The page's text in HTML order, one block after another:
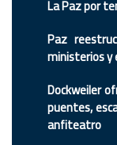
La Paz por
Paz
ministerios y
Dockweiler
puentes,
anfiteatro